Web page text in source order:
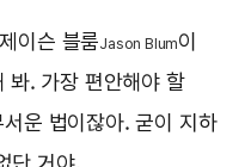
이슨 블룸Jason Blum이
봐. 가장 편안해야 할
운 법이잖아. 굳이 지하